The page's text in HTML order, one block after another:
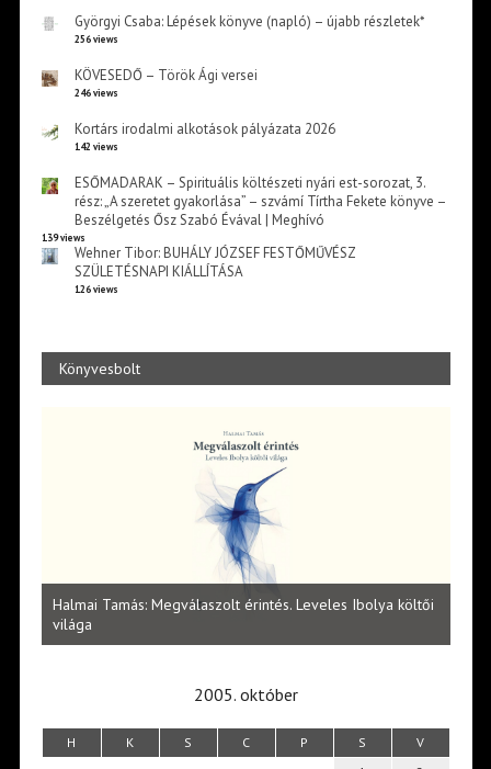
Györgyi Csaba: Lépések könyve (napló) – újabb részletek*
256 views
KÖVESEDŐ – Török Ági versei
246 views
Kortárs irodalmi alkotások pályázata 2026
142 views
ESŐMADARAK – Spirituális költészeti nyári est-sorozat, 3.
rész: „A szeretet gyakorlása” – szvámí Tírtha Fekete könyve –
Beszélgetés Ősz Szabó Évával | Meghívó
139 views
Wehner Tibor: BUHÁLY JÓZSEF FESTŐMŰVÉSZ
SZÜLETÉSNAPI KIÁLLÍTÁSA
126 views
Könyvesbolt
Halmai Tamás: Megválaszolt érintés. Leveles Ibolya költői
világa
2005. október
H K S C P S V